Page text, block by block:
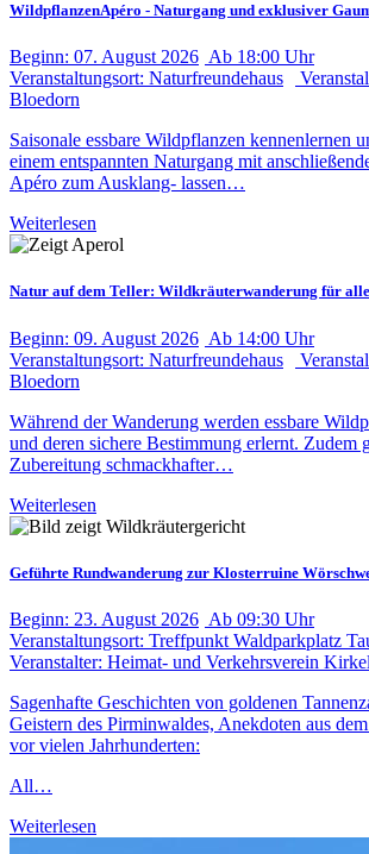
WildpflanzenApéro - Naturgang und exklusiver
Beginn: 07. August 2026 Ab 18:00 Uhr
Veranstaltungsort: Naturfreundehaus
Bloedorn
Saisonale essbare Wildpflanzen kennenlernen
einem entspannten Naturgang mit
Apéro zum Ausklang- lassen…
Weiterlesen
Natur auf dem Teller: Wildkräuterwanderung für
Beginn: 09. August 2026 Ab 14:00 Uhr
Veranstaltungsort: Naturfreundehaus
Bloedorn
Während der Wanderung werden essbare
und deren sichere Bestimmung erlernt. Zudem
Zubereitung schmackhafter…
Weiterlesen
Geführte Rundwanderung zur Klosterruine
Beginn: 23. August 2026 Ab 09:30 Uhr
Veranstaltungsort: Treffpunkt Waldparkplatz
Veranstalter: Heimat- und Verkehrsverein Kirkel
Sagenhafte Geschichten von goldenen
Geistern des Pirminwaldes, Anekdoten aus
vor vielen Jahrhunderten:
All…
Weiterlesen